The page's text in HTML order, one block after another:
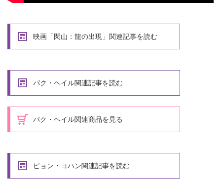
映画「閑山：龍の出現」関連記事を読む
パク・ヘイル関連記事を読む
パク・ヘイル関連商品を見る
ピョン・ヨハン関連記事を読む